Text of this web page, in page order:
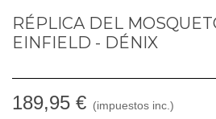
RÉPLICA DEL
EINFIELD - DÉNIX
189,95 € (impuestos inc.)